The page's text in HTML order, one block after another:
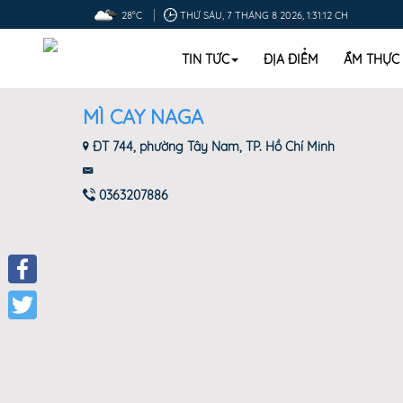
28°C THỨ SÁU, 7 THÁNG 8 2026, 1:31:13 CH
TIN TỨC ĐỊA ĐIỂM ẨM THỰC
Facebook
MÌ CAY NAGA
ĐT 744, phường Tây Nam, TP. Hồ Chí Minh
0363207886